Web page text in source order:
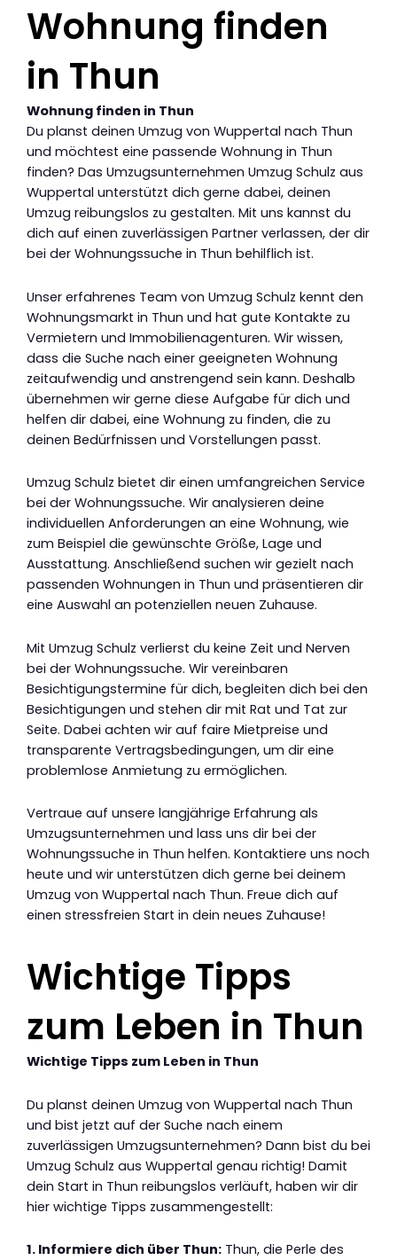
Wohnung finden
in Thun
Wohnung finden in Thun
Du planst deinen Umzug von Wuppertal nach Thun
und möchtest eine passende Wohnung in Thun
finden? Das Umzugsunternehmen Umzug Schulz aus
Wuppertal unterstützt dich gerne dabei, deinen
Umzug reibungslos zu gestalten. Mit uns kannst du
dich auf einen zuverlässigen Partner verlassen, der dir
bei der Wohnungssuche in Thun behilflich ist.
Unser erfahrenes Team von Umzug Schulz kennt den
Wohnungsmarkt in Thun und hat gute Kontakte zu
Vermietern und Immobilienagenturen. Wir wissen,
dass die Suche nach einer geeigneten Wohnung
zeitaufwendig und anstrengend sein kann. Deshalb
übernehmen wir gerne diese Aufgabe für dich und
helfen dir dabei, eine Wohnung zu finden, die zu
deinen Bedürfnissen und Vorstellungen passt.
Umzug Schulz bietet dir einen umfangreichen Service
bei der Wohnungssuche. Wir analysieren deine
individuellen Anforderungen an eine Wohnung, wie
zum Beispiel die gewünschte Größe, Lage und
Ausstattung. Anschließend suchen wir gezielt nach
passenden Wohnungen in Thun und präsentieren dir
eine Auswahl an potenziellen neuen Zuhause.
Mit Umzug Schulz verlierst du keine Zeit und Nerven
bei der Wohnungssuche. Wir vereinbaren
Besichtigungstermine für dich, begleiten dich bei den
Besichtigungen und stehen dir mit Rat und Tat zur
Seite. Dabei achten wir auf faire Mietpreise und
transparente Vertragsbedingungen, um dir eine
problemlose Anmietung zu ermöglichen.
Vertraue auf unsere langjährige Erfahrung als
Umzugsunternehmen und lass uns dir bei der
Wohnungssuche in Thun helfen. Kontaktiere uns noch
heute und wir unterstützen dich gerne bei deinem
Umzug von Wuppertal nach Thun. Freue dich auf
einen stressfreien Start in dein neues Zuhause!
Wichtige Tipps
zum Leben in Thun
Wichtige Tipps zum Leben in Thun
Du planst deinen Umzug von Wuppertal nach Thun
und bist jetzt auf der Suche nach einem
zuverlässigen Umzugsunternehmen? Dann bist du bei
Umzug Schulz aus Wuppertal genau richtig! Damit
dein Start in Thun reibungslos verläuft, haben wir dir
hier wichtige Tipps zusammengestellt:
1. Informiere dich über Thun: Thun, die Perle des